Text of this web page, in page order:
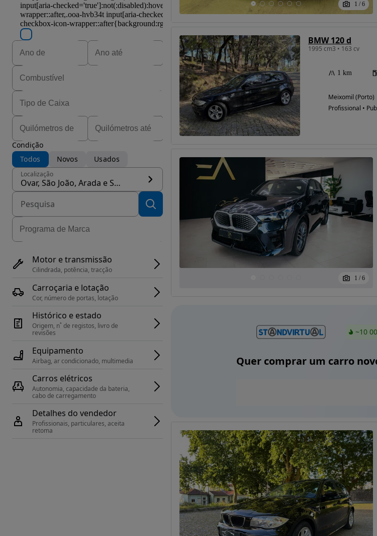
Condição
Todos
Novos Usados
Localização
Ovar, São João, Arada e São Vicente de Pereira Jusã, concelho Ovar
Motor e transmissão
Cilindrada, potência, tracção
Carroçaria e lotação
Cor, número de portas, lotação
Histórico e estado
Origem, n˚ de registos, livro de
revisões
Equipamento
Airbag, ar condicionado, multimedia
Carros elétricos
Autonomia, capacidade da bateria,
cabo de carregamento
Detalhes do vendedor
Profissionais, particulares, aceita
retoma
1 / 6
BMW 120 d
1995 cm3 • 163 cv
1 km
Meixomil (Porto)
Profissional •
1 / 6
~10
Quer comprar um carro